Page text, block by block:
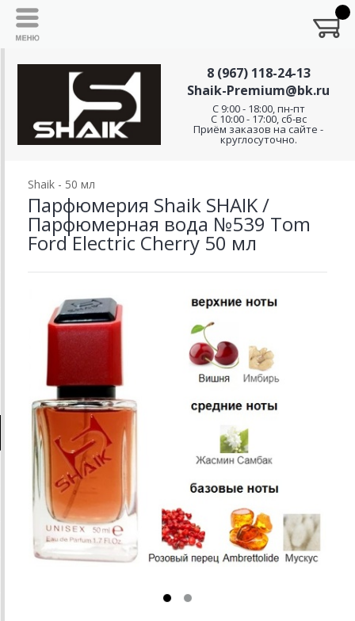
8 (967) 118-24-13
Shaik-Premium@bk.ru
C 9:00 - 18:00, пн-пт
С 10:00 - 17:00, сб-вс
Приём заказов на сайте -
круглосуточно.
Shaik - 50 мл
Парфюмерия Shaik SHAIK /
Парфюмерная вода №539 Tom
Ford Electric Cherry 50 мл